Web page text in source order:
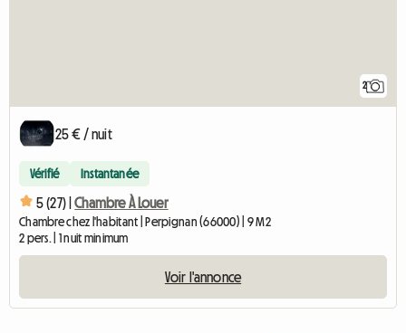
2
25 € / nuit
Vérifié Instantanée
5 (27) | Chambre À Louer
Chambre chez l'habitant | Perpignan (66000) | 9 M2
2 pers. | 1 nuit minimum
Voir l'annonce